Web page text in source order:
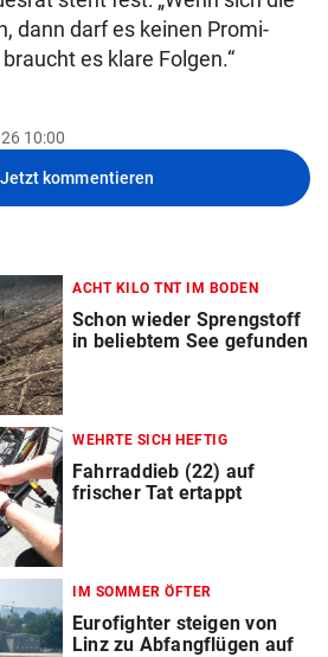
dann darf es keinen Promi-
es klare Folgen.“
10:00
Jetzt kommentieren
ACHT KILO TNT IM BODEN
Schon wieder Sprengstoff
in beliebtem See gefunden
WEHRTE SICH HEFTIG
Fahrraddieb (22) auf
frischer Tat ertappt
IM SOMMER ÖFTER
Eurofighter steigen von
Linz zu Abfangflügen auf